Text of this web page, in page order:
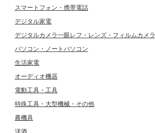
スマートフォン・携帯電話
デジタル家電
デジタルカメラ一眼レフ・レンズ・フィルムカメラ
パソコン・ノートパソコン
生活家電
オーディオ機器
電動工具・工具
特殊工具・大型機械・その他
農機具